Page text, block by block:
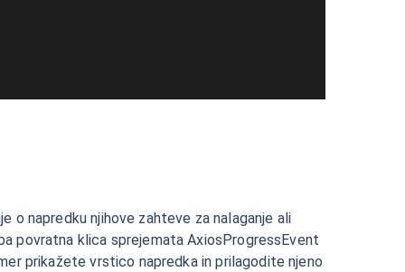
napredku njihove zahteve za nalaganje ali
povratna klica sprejemata AxiosProgressEvent
prikažete vrstico napredka in prilagodite njeno